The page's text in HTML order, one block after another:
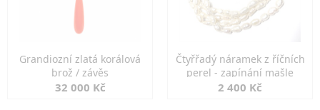
Grandiozní zlatá korálová
brož / závěs
32 000 Kč
Čtyřřadý náramek z říčních
perel - zapínání mašle
2 400 Kč